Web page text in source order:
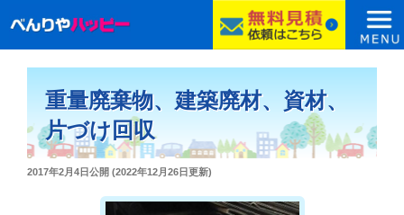
重量廃棄物、建築廃材、資材、
片づけ回収
投
2017年2月4日公開 (2022年12月26日更新)